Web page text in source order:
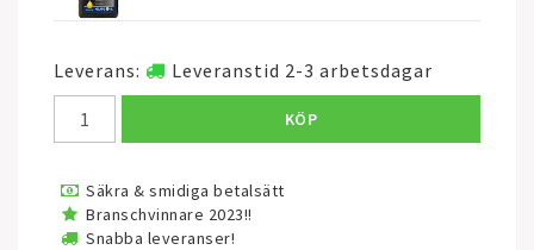
Leverans: Leveranstid 2-3 arbetsdagar
KÖP
Säkra & smidiga betalsätt
Branschvinnare 2023!!
Snabba leveranser!